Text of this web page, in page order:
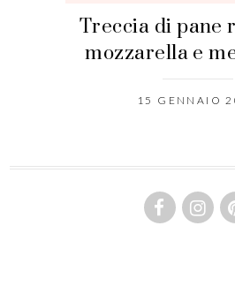
Treccia di
mozzarella e
15 GENNAIO